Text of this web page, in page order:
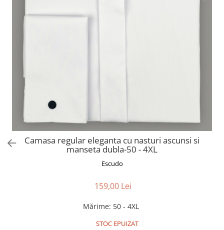
Camasa regular eleganta cu nasturi ascunsi si
manseta dubla-50 - 4XL
Escudo
159,00 Lei
Mărime: 50 - 4XL
STOC EPUIZAT